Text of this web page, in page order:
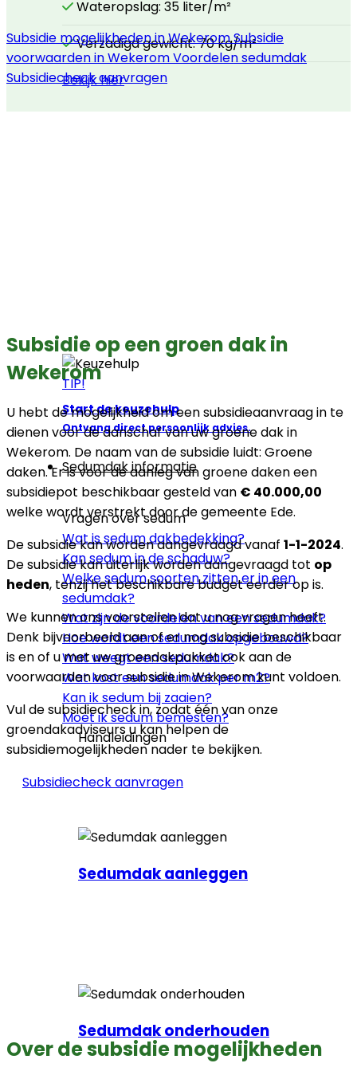
Wateropslag: 35 liter/m²
Verzadigd gewicht: 70 kg/m²
Bekijk hier
TIP!
Start de keuzehulp
Ontvang direct persoonlijk advies.
Sedumdak informatie
Vragen over sedum
Wat is sedum dakbedekking?
Kan sedum in de schaduw?
Welke sedum soorten zitten er in een
sedumdak?
Wat zijn de voordelen van een sedumdak?
Hoe wordt een sedumdak opgebouwd?
Wat weegt een sedumdak?
Wat kost een sedumdak per m2?
Kan ik sedum bij zaaien?
Moet ik sedum bemesten?
Handleidingen
Sedumdak aanleggen
Sedumdak onderhouden
Subsidie mogelijkheden in WekeromSubsidie
voorwaarden in WekeromVoordelen sedumdak
Subsidiecheck aanvragen
Subsidie op een groen dak in
Wekerom
U hebt de mogelijkheid om een subsidieaanvraag in te
dienen voor de aanschaf van uw groene dak in
Wekerom. De naam van de subsidie luidt: Groene
daken. Er is voor de aanleg van groene daken een
subsidiepot beschikbaar gesteld van € 40.000,00
welke wordt verstrekt door de gemeente Ede.
De subsidie kan worden aangevraagd vanaf 1-1-2024.
De subsidie kan uiterlijk worden aangevraagd tot op
heden, tenzij het beschikbare budget eerder op is.
We kunnen ons voorstellen dat u nog vragen heeft.
Denk bijvoorbeeld aan of er nog subsidie beschikbaar
is en of u met uw groendakpakket ook aan de
voorwaarden voor subsidie in Wekerom kunt voldoen.
Vul de subsidiecheck in, zodat één van onze
groendakadviseurs u kan helpen de
subsidiemogelijkheden nader te bekijken.
Subsidiecheck aanvragen
Over de subsidie mogelijkheden